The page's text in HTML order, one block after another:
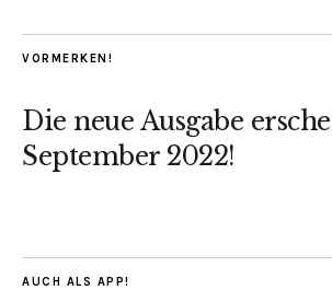
VORMERKEN!
Die neue Ausgabe
September 2022!
AUCH ALS APP!